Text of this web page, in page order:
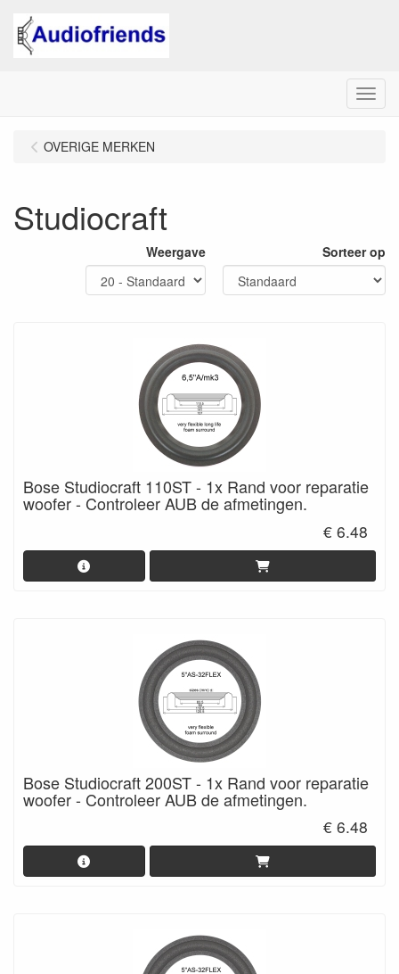
Menu
OVERIGE MERKEN
Studiocraft
Weergave Sorteer op
Bose Studiocraft 110ST - 1x Rand voor reparatie
woofer - Controleer AUB de afmetingen.
€ 6.48
Bose Studiocraft 200ST - 1x Rand voor reparatie
woofer - Controleer AUB de afmetingen.
€ 6.48